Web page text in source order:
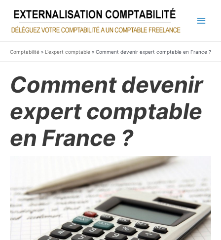
contenu
Comptabilité » L'expert comptable » Comment devenir expert comptable en France ?
Comment devenir
expert comptable
en France ?